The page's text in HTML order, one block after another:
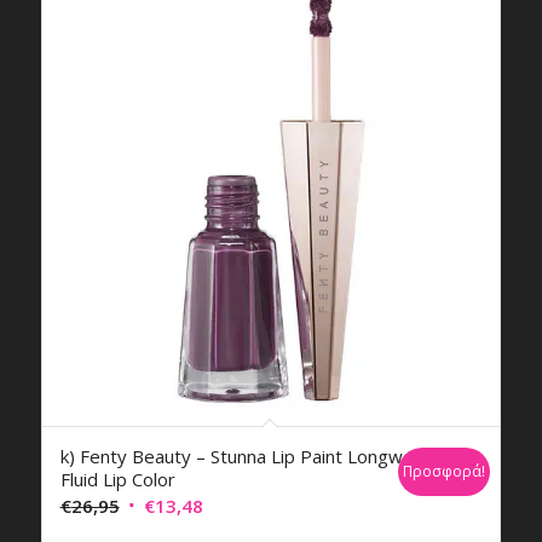
k) Fenty Beauty – Stunna Lip Paint Longwear
Fluid Lip Color
€26,95 Original
€13,48Η
Προσφορά!